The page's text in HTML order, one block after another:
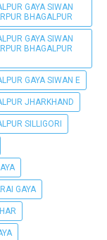
GAYA SIWAN
BHAGALPUR
GAYA SIWAN
BHAGALPUR
GAYA SIWAN E
JHARKHAND
SILLIGORI
GAYA